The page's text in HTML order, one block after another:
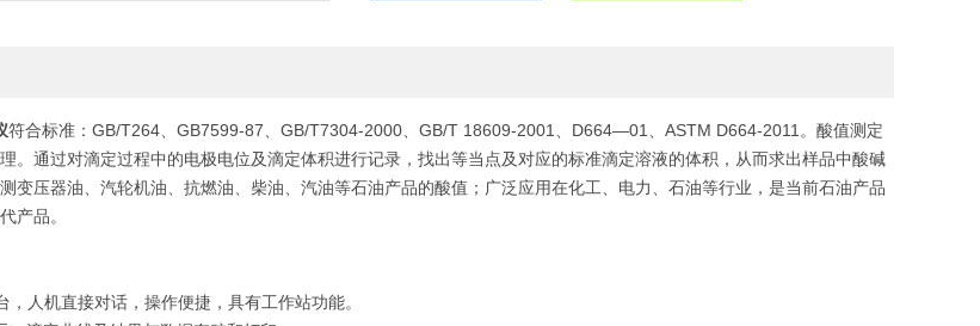
符合标准：GB/T264、GB7599-87、GB/T7304-2000、GB/T 18609-2001、D664—01、ASTM D664-2011。酸值测定
。通过对滴定过程中的电极电位及滴定体积进行记录，找出等当点及对应的标准滴定溶液的体积，从而求出样品中酸碱
变压器油、汽轮机油、抗燃油、柴油、汽油等石油产品的酸值；广泛应用在化工、电力、石油等行业，是当前石油产品
产品。
，人机直接对话，操作便捷，具有工作站功能。